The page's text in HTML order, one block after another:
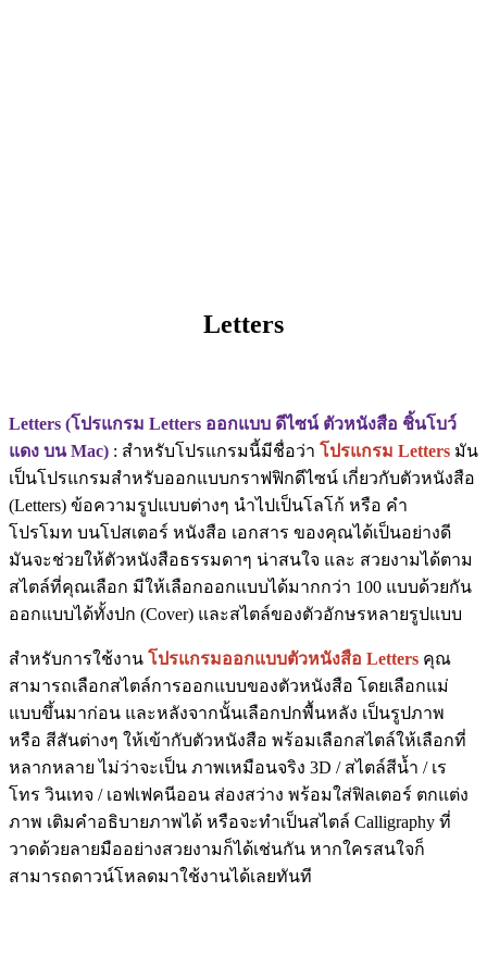
Letters
Letters (โปรแกรม Letters ออกแบบ ดีไซน์ ตัวหนังสือ ชิ้นโบว์
แดง บน Mac) : สำหรับโปรแกรมนี้มีชื่อว่า โปรแกรม Letters มัน
เป็นโปรแกรมสำหรับออกแบบกราฟฟิกดีไซน์ เกี่ยวกับตัวหนังสือ
(Letters) ข้อความรูปแบบต่างๆ นำไปเป็นโลโก้ หรือ คำ
โปรโมท บนโปสเตอร์ หนังสือ เอกสาร ของคุณได้เป็นอย่างดี
มันจะช่วยให้ตัวหนังสือธรรมดาๆ น่าสนใจ และ สวยงามได้ตาม
สไตล์ที่คุณเลือก มีให้เลือกออกแบบได้มากกว่า 100 แบบด้วยกัน
ออกแบบได้ทั้งปก (Cover) และสไตล์ของตัวอักษรหลายรูปแบบ
สำหรับการใช้งาน โปรแกรมออกแบบตัวหนังสือ Letters คุณ
สามารถเลือกสไตล์การออกแบบของตัวหนังสือ โดยเลือกแม่
แบบขึ้นมาก่อน และหลังจากนั้นเลือกปกพื้นหลัง เป็นรูปภาพ
หรือ สีสันต่างๆ ให้เข้ากับตัวหนังสือ พร้อมเลือกสไตล์ให้เลือกที่
หลากหลาย ไม่ว่าจะเป็น ภาพเหมือนจริง 3D / สไตล์สีน้ำ / เร
โทร วินเทจ / เอฟเฟคนีออน ส่องสว่าง พร้อมใส่ฟิลเตอร์ ตกแต่ง
ภาพ เติมคำอธิบายภาพได้ หรือจะทำเป็นสไตล์ Calligraphy ที่
วาดด้วยลายมืออย่างสวยงามก็ได้เช่นกัน หากใครสนใจก็
สามารถดาวน์โหลดมาใช้งานได้เลยทันที